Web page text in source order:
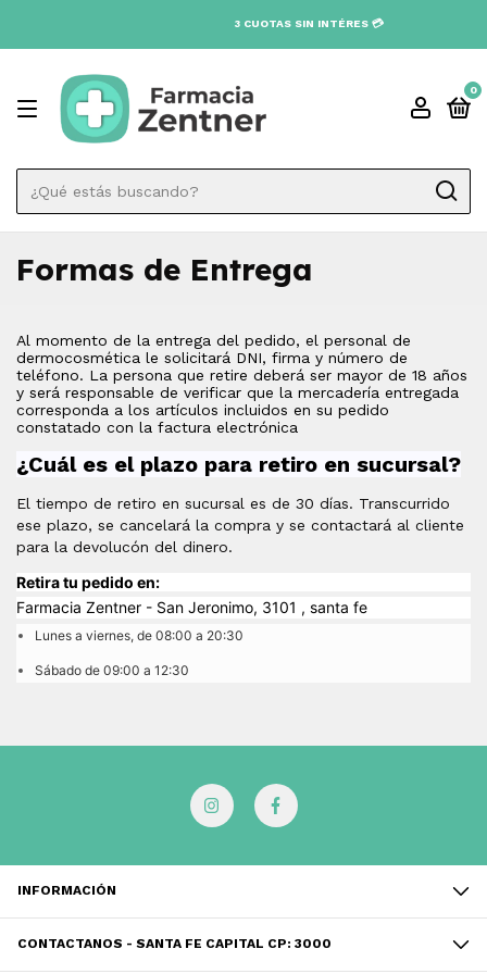
3 CUOTAS SIN INTÉRES 💳
0
Formas de Entrega
Al momento de la entrega del pedido, el personal de
dermocosmética le solicitará DNI, firma y número de
teléfono. La persona que retire deberá ser mayor de 18 años
y será responsable de verificar que la mercadería entregada
corresponda a los artículos incluidos en su pedido
constatado con la factura electrónica
¿Cuál es el plazo para retiro en sucursal?
El tiempo de retiro en sucursal es de 30 días. Transcurrido
ese plazo, se cancelará la compra y se contactará al cliente
para la devolucón del dinero.
Retira tu pedido en:
Farmacia Zentner - San Jeronimo, 3101 , santa fe
Lunes a viernes, de 08:00 a 20:30
Sábado de 09:00 a 12:30
INFORMACIÓN
CONTACTANOS - SANTA FE CAPITAL CP: 3000